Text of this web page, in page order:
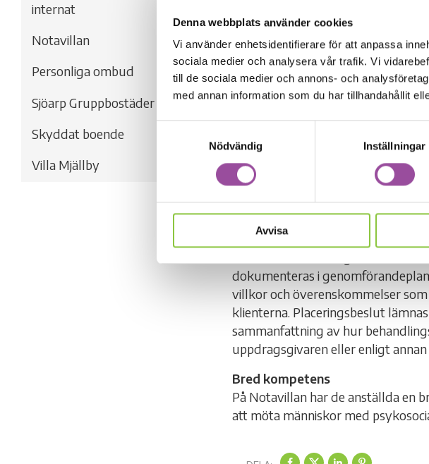
Denna webbplats använder cookies
Vi använder enhetsidentifierare för att anpassa
sociala medier och analysera vår trafik. Vi
till de sociala medier och annons- och
med annan information som du har tillhandahållit
Nödvändig
Inställningar
Avvisa
internat
Notavillan
Personliga ombud
Sjöarp Gruppbostäder
Skyddat boende
Villa Mjällby
Notavillan ligger i
bottenplan finns ett kollektivt
samt personalutrymmen.
Arbete i samverkan
Notavillan strävar efter att arbetet
uppdragsgivaren. Vi vill ha en
fungerar och vilka eventuella
avslutat arbete utvärderas
kvalitetssäkringsarbete.
Fördelning av ansvar
Uppdragsgivaren ansvarar för att
dokumenteras i
villkor och överenskommelser
klienterna. Placeringsbeslut
sammanfattning av hur
uppdragsgivaren eller enligt
Bred kompetens
På Notavillan har de anställda en
att möta människor med